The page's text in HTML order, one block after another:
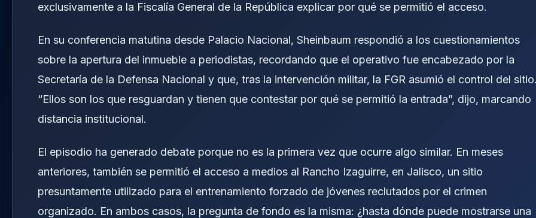
exclusivamente a la Fiscalía General de la República explicar por qué se permitió el acceso.
En su conferencia matutina desde Palacio Nacional, Sheinbaum respondió a los cuestionamientos
sobre la apertura del inmueble a periodistas, recordando que el operativo fue encabezado por la
Secretaría de la Defensa Nacional y que, tras la intervención militar, la FGR asumió el control del
“Ellos son los que resguardan y tienen que contestar por qué se permitió la entrada”, dijo, marcando
distancia institucional.
El episodio ha generado debate porque no es la primera vez que ocurre algo similar. En meses
anteriores, también se permitió el acceso a medios al Rancho Izaguirre, en Jalisco, un sitio
presuntamente utilizado para el entrenamiento forzado de jóvenes reclutados por el crimen
organizado. En ambos casos, la pregunta de fondo es la misma: ¿hasta dónde puede mostrarse una